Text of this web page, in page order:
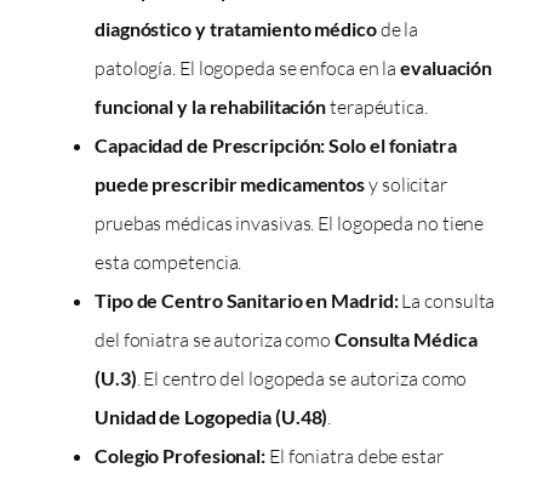
diagnóstico y tratamiento médicode la
patología. El logopeda se enfoca en laevaluación
funcional y la rehabilitaciónterapéutica.
Capacidad de Prescripción:Solo el foniatra
puede prescribir medicamentosy solicitar
pruebas médicas invasivas. El logopeda no tiene
esta competencia.
Tipo de Centro Sanitario en Madrid:La consulta
del foniatra se autoriza como Consulta Médica
(U.3) . El centro del logopeda se autoriza como
Unidad de Logopedia (U.48)
Colegio Profesional: El foniatra debe estar